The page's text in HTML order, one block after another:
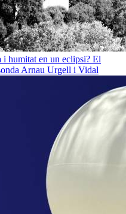
i humitat en un eclipsi? El
Arnau Urgell i Vidal